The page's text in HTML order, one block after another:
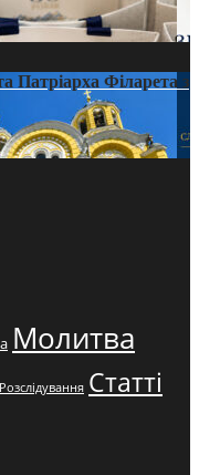
Патріарха Філарета з
Молитва
Розслідування Статті